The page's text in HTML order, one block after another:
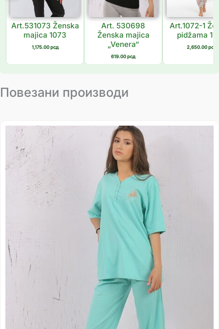
Art.531073 Ženska
majica 1073
1,175.00рсд
Art. 530698
Ženska majica
„Venera“
619.00рсд
Art.1072-1
pidžama
2,650.00рсд
Повезани производи